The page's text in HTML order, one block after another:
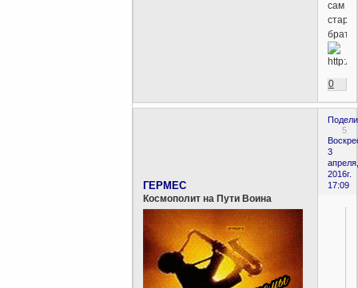
сам
брат.
0
5
3
апреля,
2016г.
17:09
ГЕРМЕС
Космополит на Пути Воина